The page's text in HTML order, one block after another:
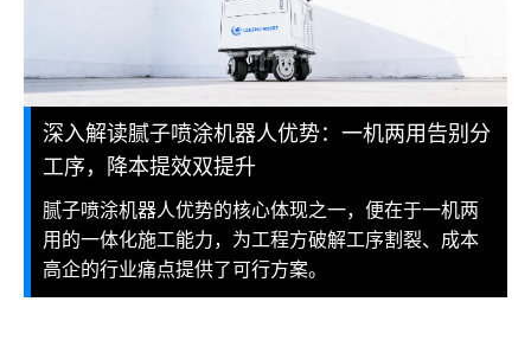
深入解读腻子喷涂机器人优势：一机两用告别分
工序，降本提效双提升
腻子喷涂机器人优势的核心体现之一，便在于一机两
用的一体化施工能力，为工程方破解工序割裂、成本
高企的行业痛点提供了可行方案。